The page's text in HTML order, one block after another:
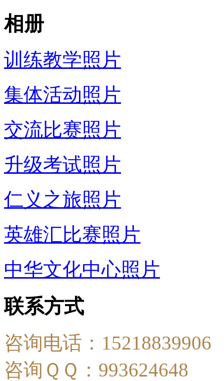
相册
训练教学照片
集体活动照片
交流比赛照片
升级考试照片
仁义之旅照片
英雄汇比赛照片
中华文化中心照片
联系方式
咨询电话：15218839906
咨询ＱＱ：993624648